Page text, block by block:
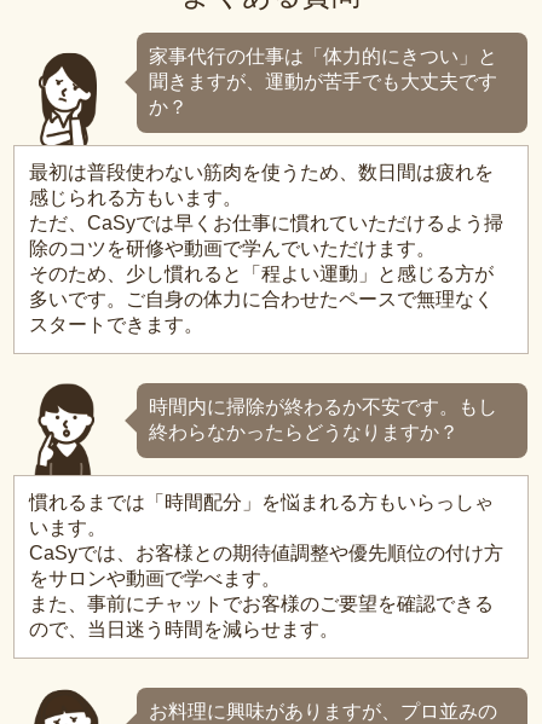
家事代行の仕事は「体力的にきつい」と
聞きますが、運動が苦手でも大丈夫です
か？
最初は普段使わない筋肉を使うため、数日間は疲れを
感じられる方もいます。
ただ、CaSyでは早くお仕事に慣れていただけるよう掃
除のコツを研修や動画で学んでいただけます。
そのため、少し慣れると「程よい運動」と感じる方が
多いです。ご自身の体力に合わせたペースで無理なく
スタートできます。
時間内に掃除が終わるか不安です。もし
終わらなかったらどうなりますか？
慣れるまでは「時間配分」を悩まれる方もいらっしゃ
います。
CaSyでは、お客様との期待値調整や優先順位の付け方
をサロンや動画で学べます。
また、事前にチャットでお客様のご要望を確認できる
ので、当日迷う時間を減らせます。
お料理に興味がありますが、プロ並みの